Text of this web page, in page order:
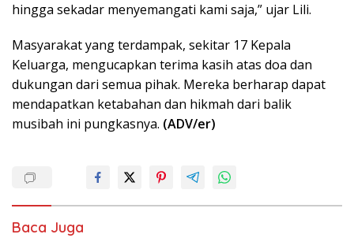
hingga sekadar menyemangati kami saja,” ujar Lili.
Masyarakat yang terdampak, sekitar 17 Kepala
Keluarga, mengucapkan terima kasih atas doa dan
dukungan dari semua pihak. Mereka berharap dapat
mendapatkan ketabahan dan hikmah dari balik
musibah ini pungkasnya. (ADV/er)
Baca Juga